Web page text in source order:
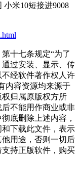
小米10短接进9008
十七条规定“为了
过安装、显示、传
经软件著作权人许
内容资源均来源于
归属原版权方所
不能用作商业或非
底删除上述内容，
下载此文件，表示
用途，否则一切后
持正版软件，购买